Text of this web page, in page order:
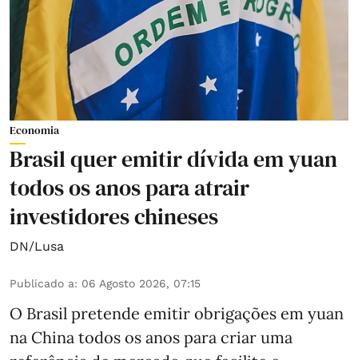
Economia
Brasil quer emitir dívida em yuan
todos os anos para atrair
investidores chineses
DN/Lusa
Publicado a: 06 Agosto 2026, 07:15
O Brasil pretende emitir obrigações em yuan
na China todos os anos para criar uma